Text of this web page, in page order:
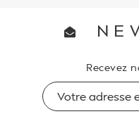
Recevez